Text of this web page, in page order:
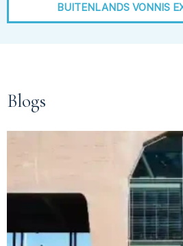
BUITENLANDS VONNIS
Blogs